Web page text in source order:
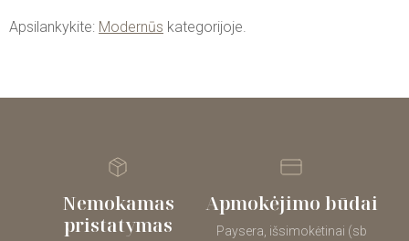
Apsilankykite: Modernūs kategorijoje.
Nemokamas
pristatymas
Apmokėjimo būdai
Paysera, išsimokėtinai (sb